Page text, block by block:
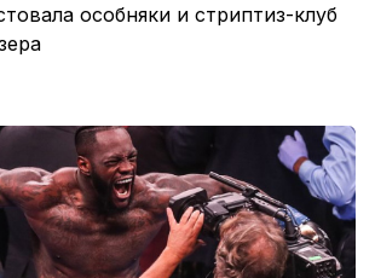
особняки и стриптиз-клуб